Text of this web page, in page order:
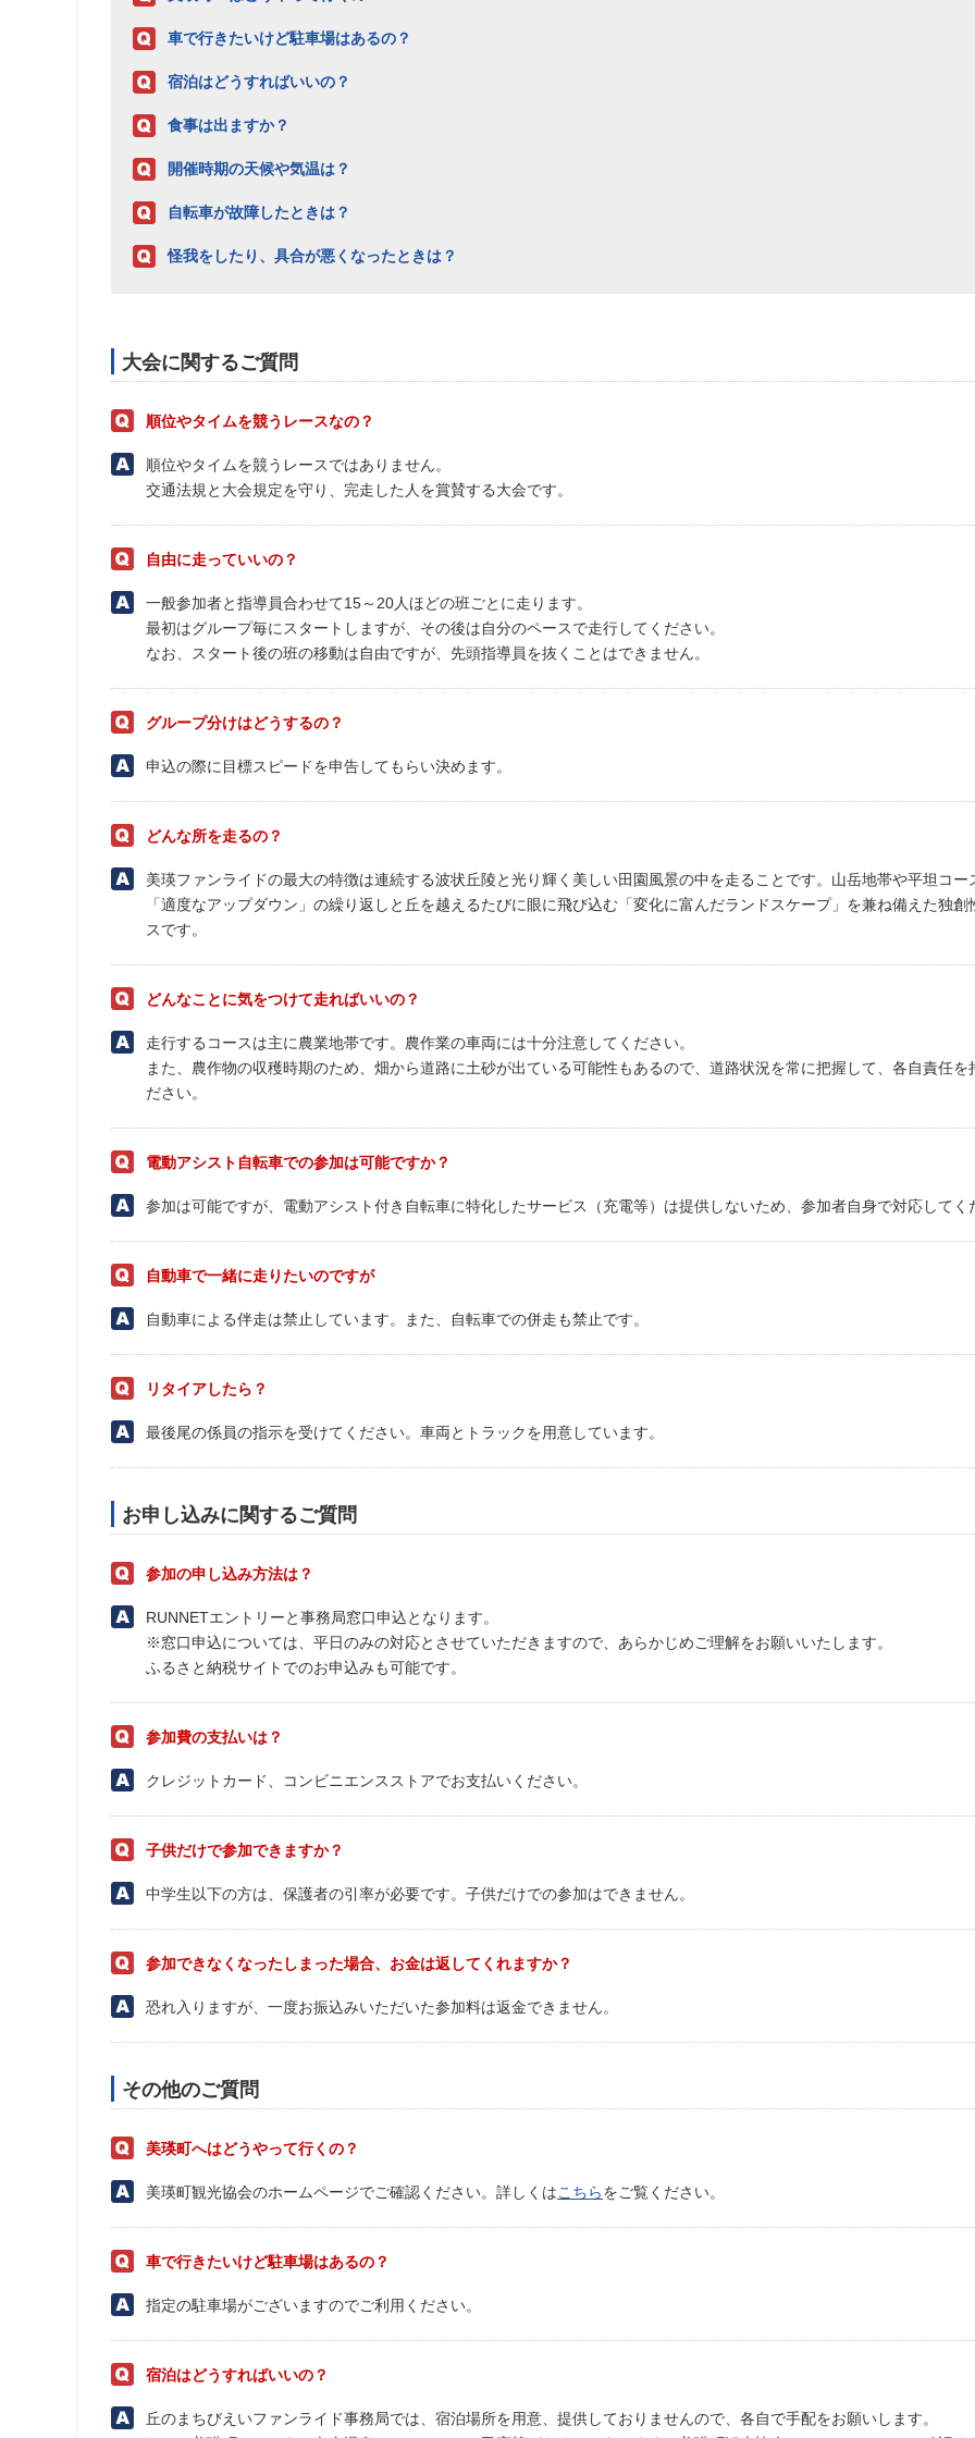
車で行きたいけど駐車場はあるの？
宿泊はどうすればいいの？
食事は出ますか？
開催時期の天候や気温は？
自転車が故障したときは？
怪我をしたり、具合が悪くなったときは？
大会に関するご質問
順位やタイムを競うレースなの？
順位やタイムを競うレースではありません。
交通法規と大会規定を守り、完走した人を賞賛する大会です。
自由に走っていいの？
一般参加者と指導員合わせて15～20人ほどの班ごとに走ります。
最初はグループ毎にスタートしますが、その後は自分のペースで走行してください。
なお、スタート後の班の移動は自由ですが、先頭指導員を抜くことはできません。
グループ分けはどうするの？
申込の際に目標スピードを申告してもらい決めます。
どんな所を走るの？
美瑛ファンライドの最大の特徴は連続する波状丘陵と光り輝く美しい田園風景の中を走ることです。山岳地帯や平坦コー
「適度なアップダウン」の繰り返しと丘を越えるたびに眼に飛び込む「変化に富んだランドスケープ」を兼ね備えた独創
スです。
どんなことに気をつけて走ればいいの？
走行するコースは主に農業地帯です。農作業の車両には十分注意してください。
また、農作物の収穫時期のため、畑から道路に土砂が出ている可能性もあるので、道路状況を常に把握して、各自責任を
ださい。
電動アシスト自転車での参加は可能ですか？
参加は可能ですが、電動アシスト付き自転車に特化したサービス（充電等）は提供しないため、参加者自身で対応してく
自動車で一緒に走りたいのですが
自動車による伴走は禁止しています。また、自転車での併走も禁止です。
リタイアしたら？
最後尾の係員の指示を受けてください。車両とトラックを用意しています。
お申し込みに関するご質問
参加の申し込み方法は？
RUNNETエントリーと事務局窓口申込となります。
※窓口申込については、平日のみの対応とさせていただきますので、あらかじめご理解をお願いいたします。
ふるさと納税サイトでのお申込みも可能です。
参加費の支払いは？
クレジットカード、コンビニエンスストアでお支払いください。
子供だけで参加できますか？
中学生以下の方は、保護者の引率が必要です。子供だけでの参加はできません。
参加できなくなったしまった場合、お金は返してくれますか？
恐れ入りますが、一度お振込みいただいた参加料は返金できません。
その他のご質問
美瑛町へはどうやって行くの？
美瑛町観光協会のホームページでご確認ください。詳しくはこちらをご覧ください。
車で行きたいけど駐車場はあるの？
指定の駐車場がございますのでご利用ください。
宿泊はどうすればいいの？
丘のまちびえいファンライド事務局では、宿泊場所を用意、提供しておりませんので、各自で手配をお願いします。